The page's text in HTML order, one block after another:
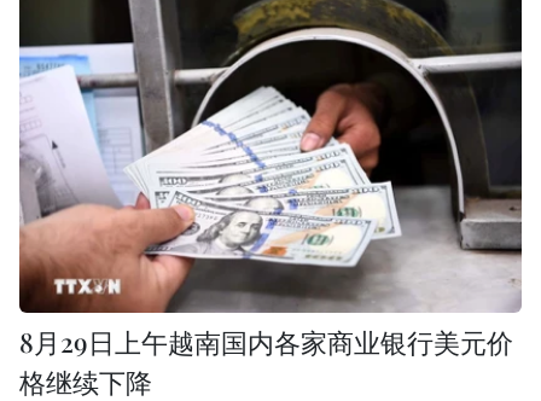
8月29日上午越南国内各家商业银行美元价
格继续下降